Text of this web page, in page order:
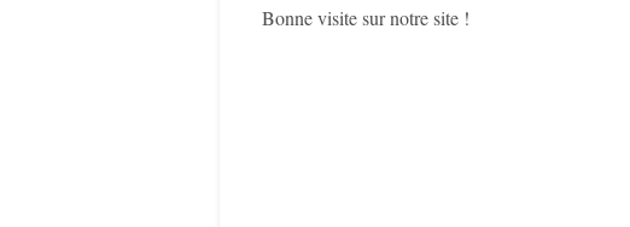
Bonne visite sur notre site !